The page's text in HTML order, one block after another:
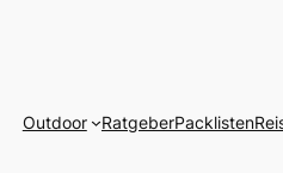
Outdoor RatgeberPacklisten